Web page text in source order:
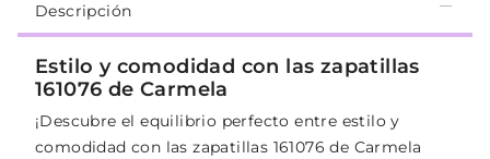
Descripción
Estilo y comodidad con las zapatillas
161076 de Carmela
¡Descubre el equilibrio perfecto entre estilo y
comodidad con las zapatillas 161076 de Carmela